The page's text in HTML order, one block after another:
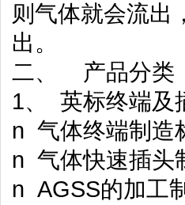
则气体就会流出
出。
二、 产品分类
1、 英标终端及
n 气体终端制造
n 气体快速插头
n AGSS的加工